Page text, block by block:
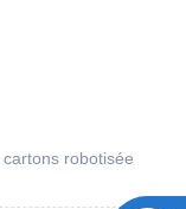
robotisée